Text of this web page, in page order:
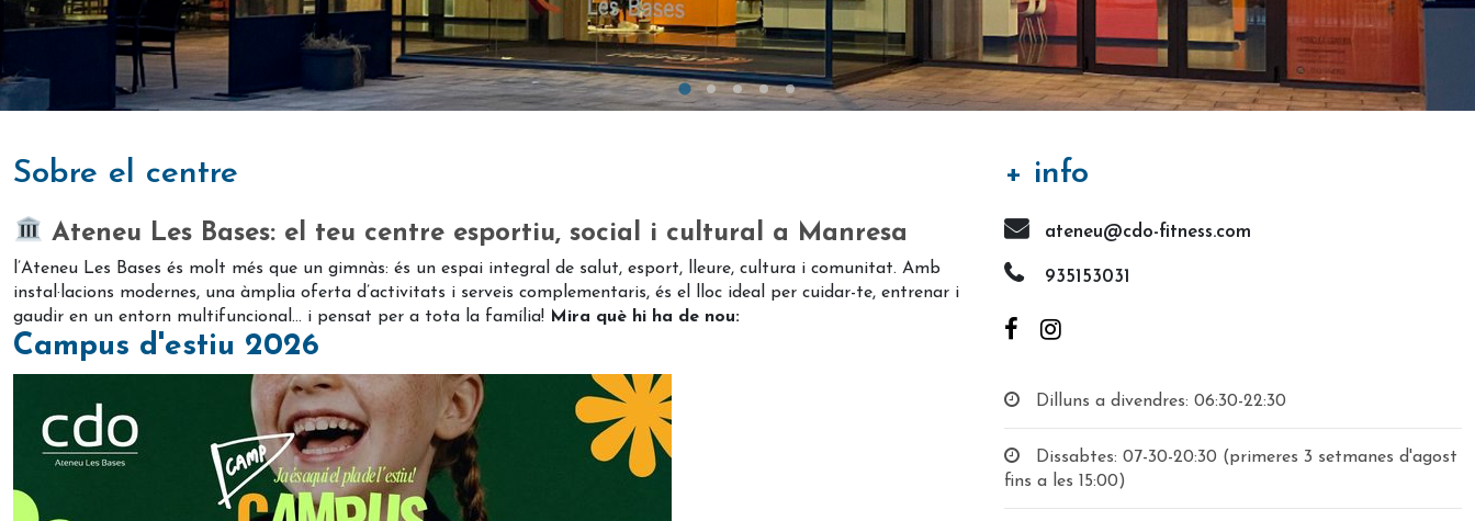
sobre el centre
Ateneu Les Bases: el teu centre esportiu, social i cultural a Manresa
l’Ateneu Les Bases és molt més que un gimnàs: és un espai integral de salut, esport, lleure, cultura i comunitat. Amb
instal·lacions modernes, una àmplia oferta d’activitats i serveis complementaris, és el lloc ideal per cuidar-te, entrenar i
gaudir en un entorn multifuncional... i pensat per a tota la família! Mira què hi ha de nou:
Campus d'estiu 2026
+ info
ateneu@cdo-fitness.com
935153031
Dilluns a divendres: 06:30-22:30
Dissabtes: 07-30-20:30 (primeres 3 setmanes d'agost
fins a les 15:00)